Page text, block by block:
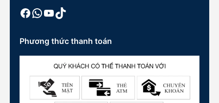
Facebook
WhatsApp
Youtube
TikTok
Phương thức thanh toán